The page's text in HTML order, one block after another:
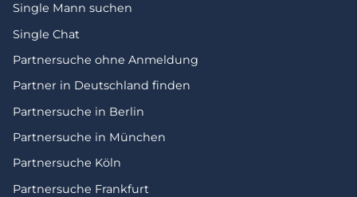
Single Mann suchen
Single Chat
Partnersuche ohne Anmeldung
Partner in Deutschland finden
Partnersuche in Berlin
Partnersuche in München
Partnersuche Köln
Partnersuche Frankfurt